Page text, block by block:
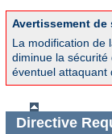
Avertissement de
La modification de
diminue la
éventuel attaquant
Directive